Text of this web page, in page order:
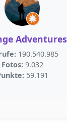
Adventures
190.540.985
Fotos: 9.032
59.191